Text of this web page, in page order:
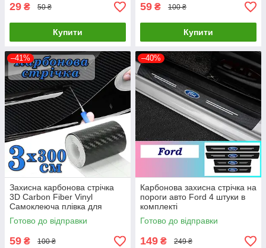
29 ₴ 50 ₴
Купити
59 ₴ 100 ₴
Купити
–41%
Захисна карбонова стрічка
3D Carbon Fiber Vinyl
Самоклеюча плівка для
тюнінгу авто, порогів,
бампера 3х300 см
Готово до відправки
59 ₴ 100 ₴
–40%
Карбонова захисна стрічка на
пороги авто Ford 4 штуки в
комплекті
Готово до відправки
149 ₴ 249 ₴